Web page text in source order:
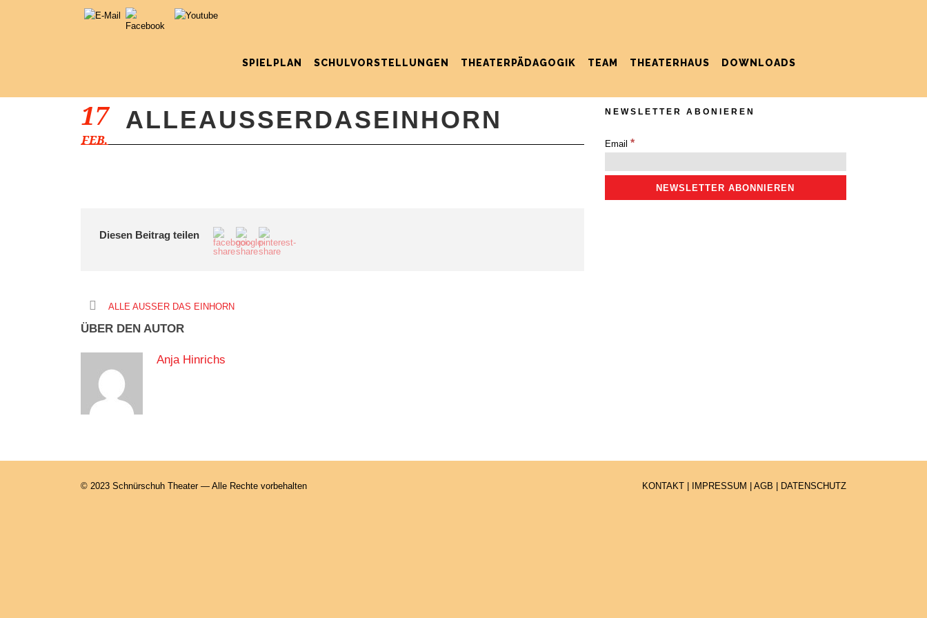
SPIELPLAN SCHULVORSTELLUNGEN THEATERPÄDAGOGIK TEAM THEATERHAUS DOWNLOADS
17
FEB.
ALLEAUSSERDASEINHORN
Diesen Beitrag teilen
ALLE AUSSER DAS EINHORN
ÜBER DEN AUTOR
Anja Hinrichs
NEWSLETTER ABONIEREN
Email *
© 2023 Schnürschuh Theater — Alle Rechte vorbehalten KONTAKT IMPRESSUM AGB DATENSCHUTZ